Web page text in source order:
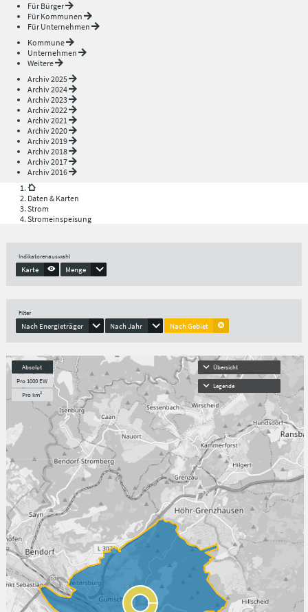
Für Bürger
Für Kommunen
Für Unternehmen
Kommune
Unternehmen
Weitere
Archiv 2025
Archiv 2024
Archiv 2023
Archiv 2022
Archiv 2021
Archiv 2020
Archiv 2019
Archiv 2018
Archiv 2017
Archiv 2016
Daten & Karten
Strom
Stromeinspeisung
Indikatorenauswahl
Karte Menge
Filter
Nach Energieträger Nach Jahr Nach Gebiet
Absolut
Pro 1000 EW
Pro km²
Übersicht
Legende